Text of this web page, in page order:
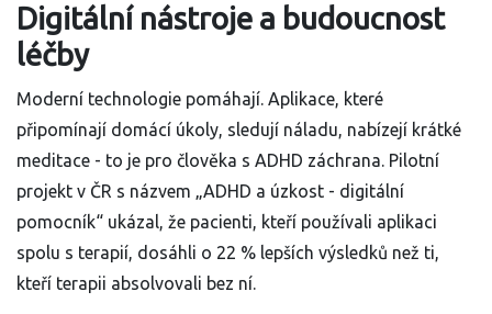
Digitální nástroje a budoucnost
léčby
Moderní technologie pomáhají. Aplikace, které
připomínají domácí úkoly, sledují náladu, nabízejí krátké
meditace - to je pro člověka s ADHD záchrana. Pilotní
projekt v ČR s názvem „ADHD a úzkost - digitální
pomocník“ ukázal, že pacienti, kteří používali aplikaci
spolu s terapií, dosáhli o 22 % lepších výsledků než ti,
kteří terapii absolvovali bez ní.